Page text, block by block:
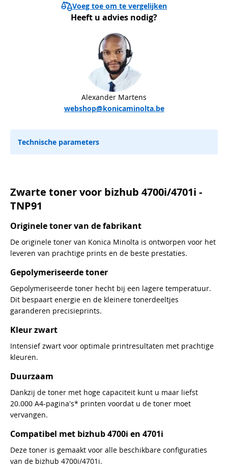
Voeg toe om te vergelijken
Heeft u advies nodig?
Alexander Martens
webshop@konicaminolta.be
Technische parameters
Zwarte toner voor bizhub 4700i/4701i -
TNP91
Originele toner van de fabrikant
De originele toner van Konica Minolta is ontworpen voor het
leveren van prachtige prints en de beste prestaties.
Gepolymeriseerde toner
Gepolymeriseerde toner hecht bij een lagere temperatuur.
Dit bespaart energie en de kleinere tonerdeeltjes
garanderen precisieprints.
Kleur zwart
Intensief zwart voor optimale printresultaten met prachtige
kleuren.
Duurzaam
Dankzij de toner met hoge capaciteit kunt u maar liefst
20.000 A4-pagina's* printen voordat u de toner moet
vervangen.
Compatibel met bizhub 4700i en 4701i
Deze toner is gemaakt voor alle beschikbare configuraties
van de bizhub 4700i/4701i.